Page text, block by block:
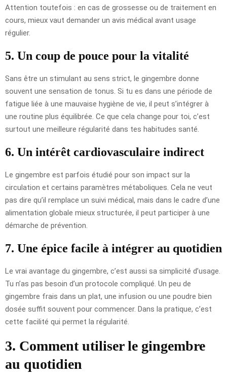
Attention toutefois : en cas de grossesse ou de traitement en
cours, mieux vaut demander un avis médical avant usage
régulier.
5. Un coup de pouce pour la vitalité
Sans être un stimulant au sens strict, le gingembre donne
souvent une sensation de tonus. Si tu es dans une période de
fatigue liée à une mauvaise hygiène de vie, il peut s’intégrer à
une routine plus équilibrée. Ce que cela change pour toi, c’est
surtout une meilleure régularité dans tes habitudes santé.
6. Un intérêt cardiovasculaire indirect
Le gingembre est parfois étudié pour son impact sur la
circulation et certains paramètres métaboliques. Cela ne veut
pas dire qu’il remplace un suivi médical, mais dans le cadre d’une
alimentation globale mieux structurée, il peut participer à une
démarche de prévention.
7. Une épice facile à intégrer au quotidien
Le vrai avantage du gingembre, c’est aussi sa simplicité d’usage.
Tu n’as pas besoin d’un protocole compliqué. Un peu de
gingembre frais dans un plat, une infusion ou une poudre bien
dosée suffit souvent pour commencer. Dans la pratique, c’est
cette facilité qui permet la régularité.
3. Comment utiliser le gingembre
au quotidien